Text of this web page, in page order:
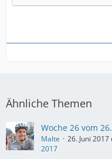
Ähnliche Themen
Woche 26 vom
Malte
26. Juni
2017